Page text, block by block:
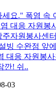
요." 폭염 속
대응 자원봉
자원봉사센
빙 수완점 앞
대응 자원봉
깐! 쉬..
03